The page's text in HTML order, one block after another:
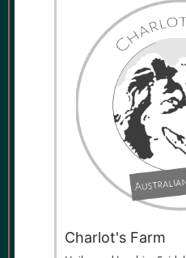
Charlot's Farm